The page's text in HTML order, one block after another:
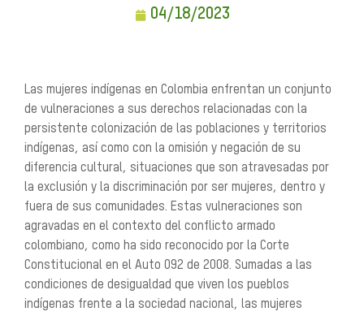
04/18/2023
Las mujeres indígenas en Colombia enfrentan un conjunto
de vulneraciones a sus derechos relacionadas con la
persistente colonización de las poblaciones y territorios
indígenas, así como con la omisión y negación de su
diferencia cultural, situaciones que son atravesadas por
la exclusión y la discriminación por ser mujeres, dentro y
fuera de sus comunidades. Estas vulneraciones son
agravadas en el contexto del conflicto armado
colombiano, como ha sido reconocido por la Corte
Constitucional en el Auto 092 de 2008. Sumadas a las
condiciones de desigualdad que viven los pueblos
indígenas frente a la sociedad nacional, las mujeres